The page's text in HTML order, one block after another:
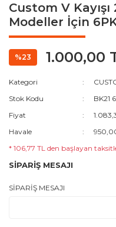
Custom V Kayışı
Modeller İçin
%23 1.000,00
Kategori
Stok Kodu
BK21
Fiyat
Havale
* 106,77 TL den başlayan
SİPARİŞ MESAJI
SİPARİŞ MESAJI